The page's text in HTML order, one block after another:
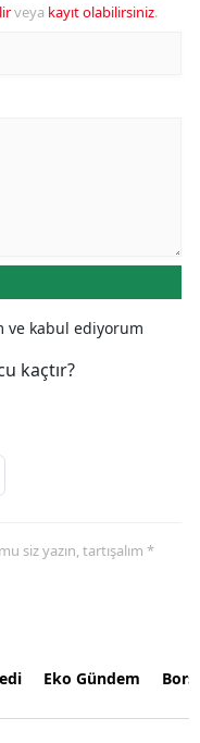
veya kayıt olabilirsiniz.
ve kabul ediyorum
kaçtır?
siz yazın, tartışalım *
Eko Gündem